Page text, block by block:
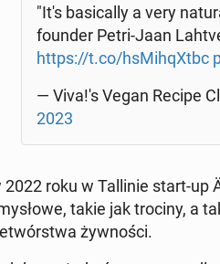
"It's ba­si­cal­ly a very
founder Petri-Jaan
https://t.co/hsMi­hqXtbc
— Viva!'s Vegan Recipe
2023
roku w Tal­li­nie start-up
takie jak trociny, a
żyw­no­ści.